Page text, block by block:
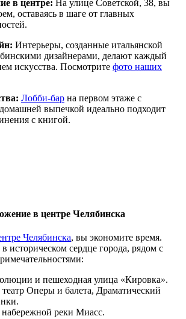
в центре: На улице Советской, 38, вы
оставаясь в шаге от главных
Интерьеры, созданные итальянской
дизайнерами, делают каждый
искусства. Посмотрите фото наших
Лобби-бар на первом этаже с
выпечкой идеально подходит
с книгой.
в центре Челябинска
Челябинска, вы экономите время.
историческом сердце города, рядом с
и пешеходная улица «Кировка».
Оперы и балета, Драматический
набережной реки Миасс.